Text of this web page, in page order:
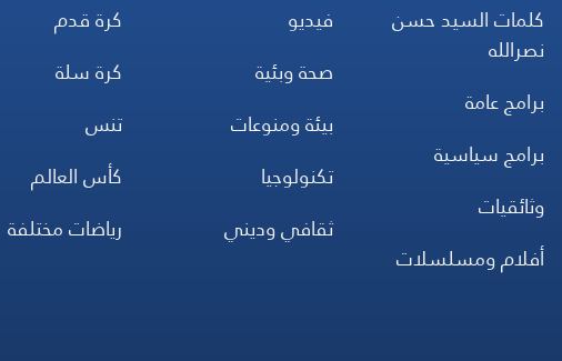
كلمات السيد حسن
نصرالله
برامج عامة
برامج سياسية
وثائقيات
أفلام ومسلسلات
فيديو
صحة وبئية
بيئة ومنوعات
تكنولوجيا
ثقافي وديني
كرة قدم
كرة سلة
تنس
كأس العالم
رياضات مختلفة